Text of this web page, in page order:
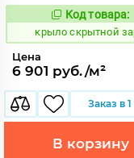
839403
Код товара:
крыло скрытной
Цена
6 901 руб./м²
Заказ в
В корзину